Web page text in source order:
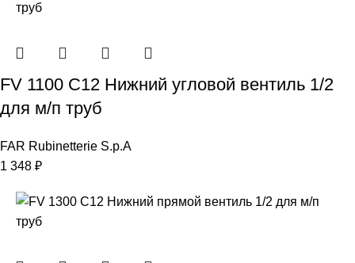
FV 1100 C12 Нижний угловой вентиль 1/2
для м/п труб
FAR Rubinetterie S.p.A
1 348 ₽